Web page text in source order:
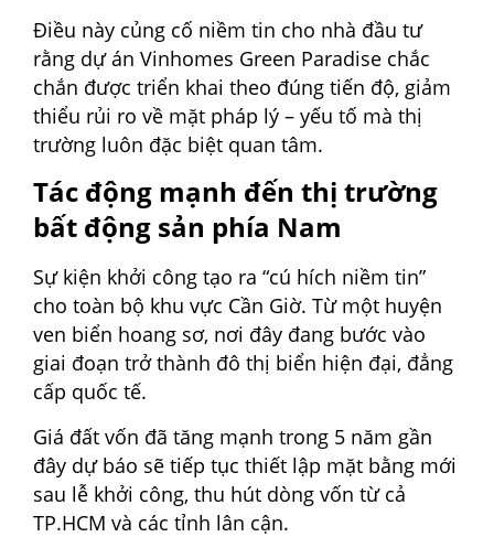
Điều này củng cố niềm tin cho nhà đầu tư
rằng dự án Vinhomes Green Paradise chắc
chắn được triển khai theo đúng tiến độ, giảm
thiểu rủi ro về mặt pháp lý – yếu tố mà thị
trường luôn đặc biệt quan tâm.
Tác động mạnh đến thị trường
bất động sản phía Nam
Sự kiện khởi công tạo ra “cú hích niềm tin”
cho toàn bộ khu vực Cần Giờ. Từ một huyện
ven biển hoang sơ, nơi đây đang bước vào
giai đoạn trở thành đô thị biển hiện đại, đẳng
cấp quốc tế.
Giá đất vốn đã tăng mạnh trong 5 năm gần
đây dự báo sẽ tiếp tục thiết lập mặt bằng mới
sau lễ khởi công, thu hút dòng vốn từ cả
TP.HCM và các tỉnh lân cận.